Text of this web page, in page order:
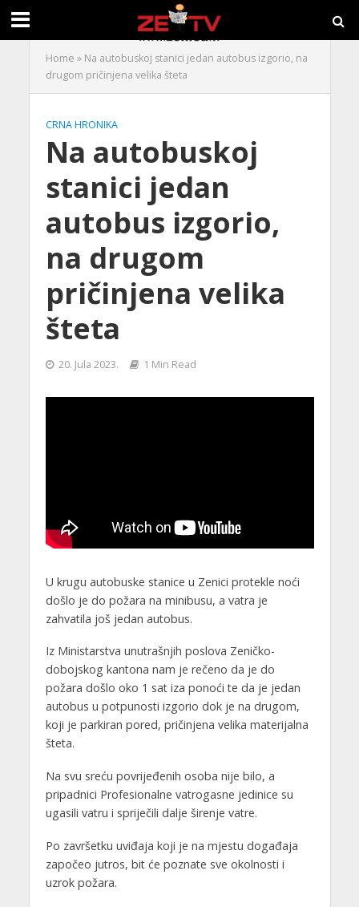
Home » Na autobuskoj stanici jedan autobus izgorio, na
drugom pričinjena velika šteta
CRNA HRONIKA
Na autobuskoj
stanici jedan
autobus izgorio,
na drugom
pričinjena velika
šteta
20. Jula 2023. 1 Min Read
U krugu autobuske stanice u Zenici protekle noći
došlo je do požara na minibusu, a vatra je
zahvatila još jedan autobus.
Iz Ministarstva unutrašnjih poslova Zeničko-
dobojskog kantona nam je rečeno da je do
požara došlo oko 1 sat iza ponoći te da je jedan
autobus u potpunosti izgorio dok je na drugom,
koji je parkiran pored, pričinjena velika materijalna
šteta.
Na svu sreću povrijeđenih osoba nije bilo, a
pripadnici Profesionalne vatrogasne jedinice su
ugasili vatru i spriječili dalje širenje vatre.
Po završetku uviđaja koji je na mjestu događaja
započeo jutros, bit će poznate sve okolnosti i
uzrok požara.